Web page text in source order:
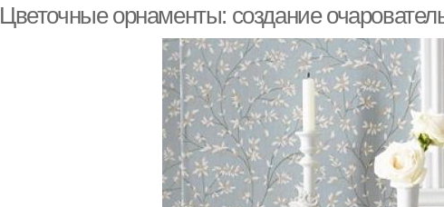
Цветочные орнаменты: создание